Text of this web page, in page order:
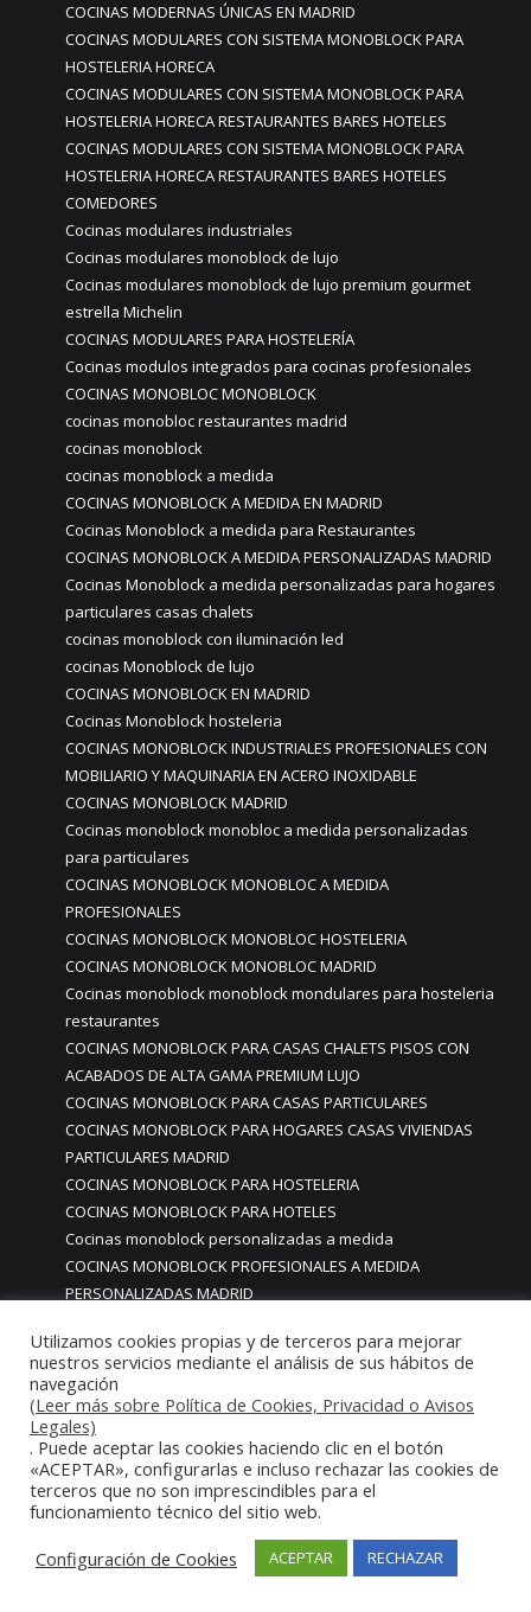
COCINAS MODERNAS ÚNICAS EN MADRID
COCINAS MODULARES CON SISTEMA MONOBLOCK PARA
HOSTELERIA HORECA
COCINAS MODULARES CON SISTEMA MONOBLOCK PARA
HOSTELERIA HORECA RESTAURANTES BARES HOTELES
COCINAS MODULARES CON SISTEMA MONOBLOCK PARA
HOSTELERIA HORECA RESTAURANTES BARES HOTELES
COMEDORES
Cocinas modulares industriales
Cocinas modulares monoblock de lujo
Cocinas modulares monoblock de lujo premium gourmet
estrella Michelin
COCINAS MODULARES PARA HOSTELERÍA
Cocinas modulos integrados para cocinas profesionales
COCINAS MONOBLOC MONOBLOCK
cocinas monobloc restaurantes madrid
cocinas monoblock
cocinas monoblock a medida
COCINAS MONOBLOCK A MEDIDA EN MADRID
Cocinas Monoblock a medida para Restaurantes
COCINAS MONOBLOCK A MEDIDA PERSONALIZADAS MADRID
Cocinas Monoblock a medida personalizadas para hogares
particulares casas chalets
cocinas monoblock con iluminación led
cocinas Monoblock de lujo
COCINAS MONOBLOCK EN MADRID
Cocinas Monoblock hosteleria
COCINAS MONOBLOCK INDUSTRIALES PROFESIONALES CON
MOBILIARIO Y MAQUINARIA EN ACERO INOXIDABLE
COCINAS MONOBLOCK MADRID
Cocinas monoblock monobloc a medida personalizadas
para particulares
COCINAS MONOBLOCK MONOBLOC A MEDIDA
PROFESIONALES
COCINAS MONOBLOCK MONOBLOC HOSTELERIA
COCINAS MONOBLOCK MONOBLOC MADRID
Cocinas monoblock monoblock mondulares para hosteleria
restaurantes
COCINAS MONOBLOCK PARA CASAS CHALETS PISOS CON
ACABADOS DE ALTA GAMA PREMIUM LUJO
COCINAS MONOBLOCK PARA CASAS PARTICULARES
COCINAS MONOBLOCK PARA HOGARES CASAS VIVIENDAS
PARTICULARES MADRID
COCINAS MONOBLOCK PARA HOSTELERIA
COCINAS MONOBLOCK PARA HOTELES
Cocinas monoblock personalizadas a medida
COCINAS MONOBLOCK PROFESIONALES A MEDIDA
PERSONALIZADAS MADRID
MADRIDD
Cocinas para chef amateur
COCINAS PARA COMEDORES EMPRESAS
cocinas para comedores escolares
COCINAS PARA FOODTRUCKS FOOD TRUCK
COCINAS PARA HOSTELERÍA O PARA HOGARES
PARTICULARES
COCINAS PARA HOTELES BUFFETS
COCINAS PARA PARTICULARES Y HOSTELERIA
Utilizamos cookies propias y de terceros para mejorar
nuestros servicios mediante el análisis de sus hábitos de
navegación
(Leer más sobre Política de Cookies, Privacidad o Avisos
Legales)
. Puede aceptar las cookies haciendo clic en el botón
«ACEPTAR», configurarlas e incluso rechazar las cookies de
terceros que no son imprescindibles para el
funcionamiento técnico del sitio web.
Configuración de Cookies
ACEPTAR RECHAZAR